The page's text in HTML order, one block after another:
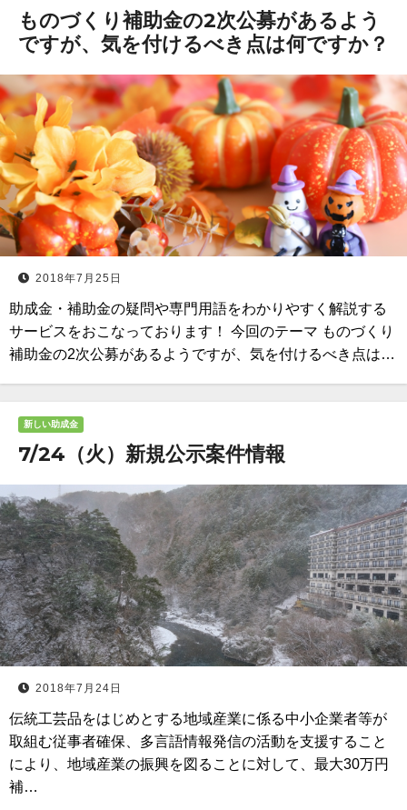
ものづくり補助金の2次公募があるよう
ですが、気を付けるべき点は何ですか？
2018年7月25日
助成金・補助金の疑問や専門用語をわかりやすく解説する
サービスをおこなっております！ 今回のテーマ ものづくり
補助金の2次公募があるようですが、気を付けるべき点は…
新しい助成金
7/24（火）新規公示案件情報
2018年7月24日
伝統工芸品をはじめとする地域産業に係る中小企業者等が
取組む従事者確保、多言語情報発信の活動を支援すること
により、地域産業の振興を図ることに対して、最大30万円
補…